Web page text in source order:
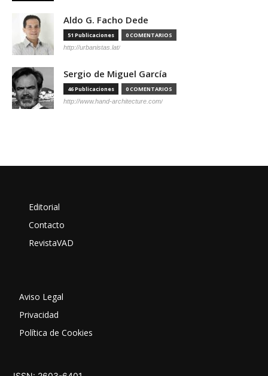
Aldo G. Facho Dede
51 Publicaciones 0 COMENTARIOS
http://urbanistas.lat/
Sergio de Miguel García
46 Publicaciones 0 COMENTARIOS
http://www.hand-architecture.com/
Editorial
Contacto
RevistaVAD
Aviso Legal
Privacidad
Política de Cookies